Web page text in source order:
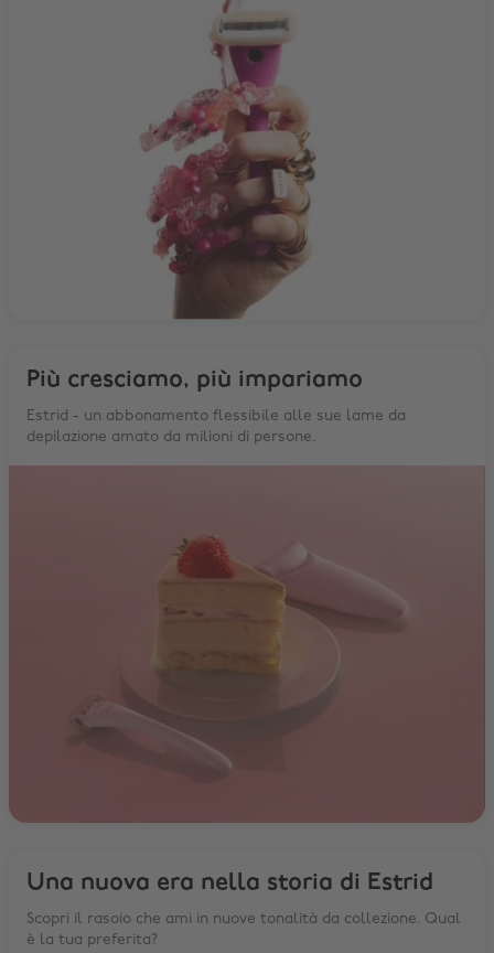
Più cresciamo, più impariamo
Estrid - un abbonamento flessibile alle sue lame da
depilazione amato da milioni di persone.
Una nuova era nella storia di Estrid
Scopri il rasoio che ami in nuove tonalità da collezione. Qual
è la tua preferita?